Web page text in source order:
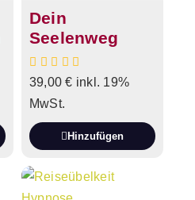
Dein
Seelenweg
39,00€ inkl. 19%
MwSt.
Hinzufügen